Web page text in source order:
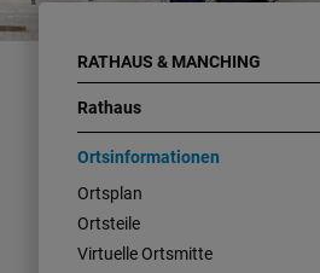
RATHAUS & MANCHING
Rathaus
Ortsinformationen
Ortsplan
Ortsteile
Virtuelle Ortsmitte